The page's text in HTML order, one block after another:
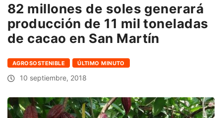
82 millones de soles generará
producción de 11 mil toneladas
de cacao en San Martín
AGROSOSTENIBLE ÚLTIMO MINUTO
10 septiembre, 2018